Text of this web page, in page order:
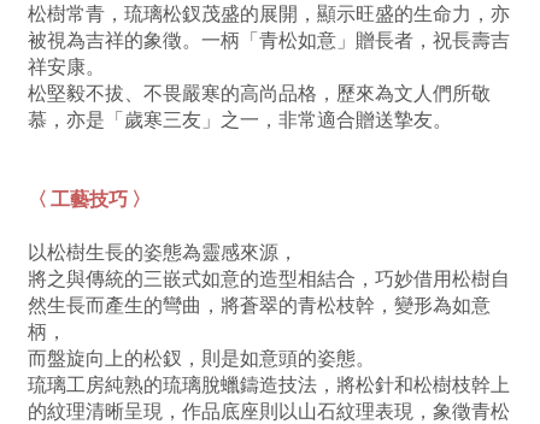
松樹常青，琉璃松釵茂盛的展開，顯示旺盛的生命力，亦
被視為吉祥的象徵。一柄「青松如意」贈長者，祝長壽吉
祥安康。
松堅毅不拔、不畏嚴寒的高尚品格，歷來為文人們所敬
慕，亦是「歲寒三友」之一，非常適合贈送摯友。
〈 工藝技巧 〉
以松樹生長的姿態為靈感來源，
將之與傳統的三嵌式如意的造型相結合，巧妙借用松樹自
然生長而產生的彎曲，將蒼翠的青松枝幹，變形為如意
柄，
而盤旋向上的松釵，則是如意頭的姿態。
琉璃工房純熟的琉璃脫蠟鑄造技法，將松針和松樹枝幹上
的紋理清晰呈現，作品底座則以山石紋理表現，象徵青松